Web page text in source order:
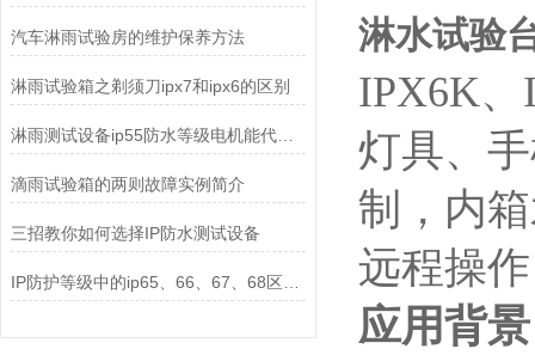
汽车淋雨试验房的维护保养方法
淋雨试验箱之剃须刀ipx7和ipx6的区别
淋雨测试设备ip55防水等级电机能代表室外淋雨吗?
滴雨试验箱的两则故障实例简介
三招教你如何选择IP防水测试设备
淋水试验
IPX6K
灯具、
制，内
远程操
应用背景